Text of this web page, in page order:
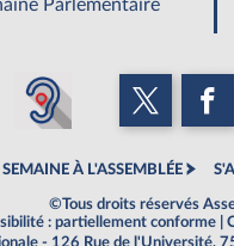
Parlementaire
À L'ASSEMBLÉE
©Tous droits réservés
: partiellement conforme
- 126 Rue de l'Université,